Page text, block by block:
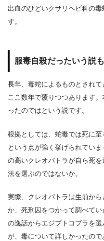
出血のひどいクサリヘビ科の
す。
服毒自殺だったいう説も
長年、毒蛇によるものとされて
ここ数年で覆りつつあります
ったのではという説です。
根拠としては、蛇毒では死に
という点が強く挙げられてい
の高いクレオパトラが自ら死
法を選ぶのではないか。
実際、クレオパトラは生前か
か、死刑囚をつかって調べて
の逸話からエジプトコブラを
が、毒について詳しかったの